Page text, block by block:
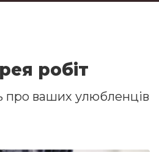
робiт
про ваших улюбленців